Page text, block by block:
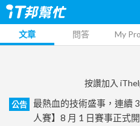
文章 問答 My
按讚加入
公告
最熱血的技術盛事，連續
人賽】8 月 1 日賽事正式開